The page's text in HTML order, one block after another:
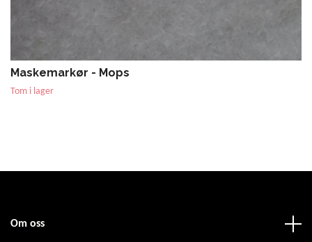
Maskemarkør - Mops
Tom i lager
Om oss